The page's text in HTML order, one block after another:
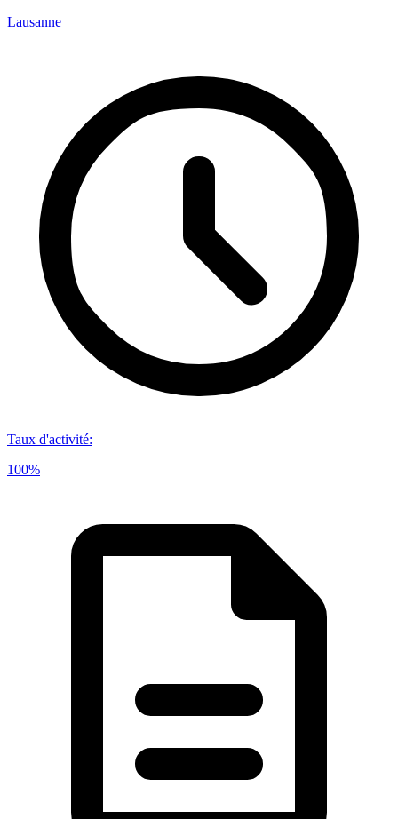
Lausanne
Taux d'activité:
100%